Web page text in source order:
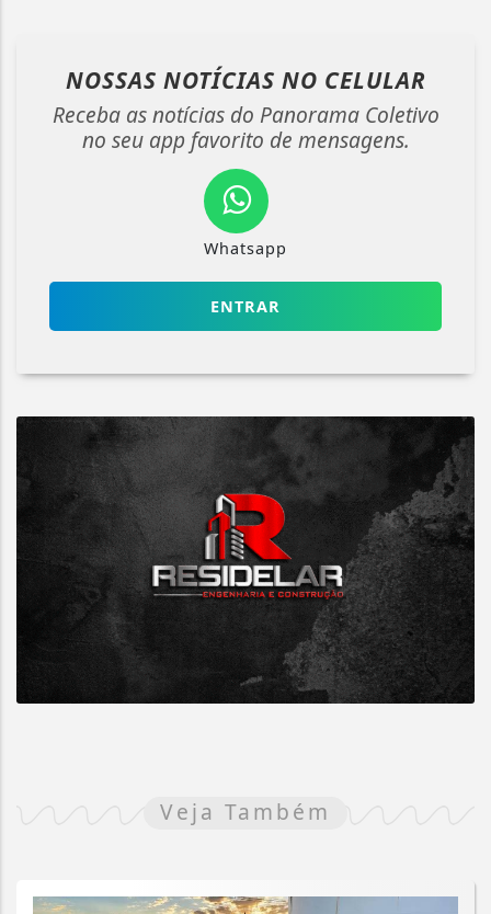
NOSSAS NOTÍCIAS NO CELULAR
Receba as notícias do Panorama Coletivo
no seu app favorito de mensagens.
Whatsapp
ENTRAR
Veja Também